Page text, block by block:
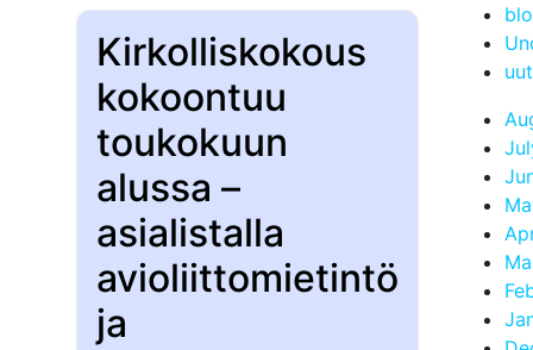
Kirkolliskokous
kokoontuu
toukokuun
alussa –
asialistalla
avioliittomietintö
ja